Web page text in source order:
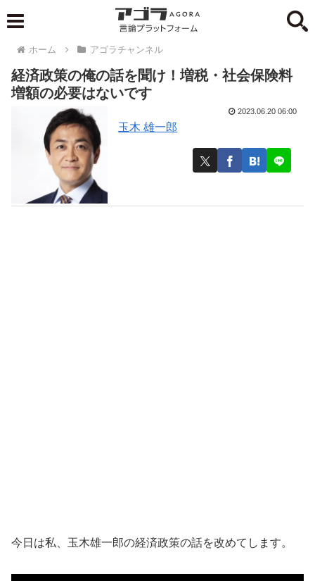
ホーム アゴラチャンネル
経済政策の俺の話を聞け！増税・社会保険料
増額の必要はないです
玉木 雄一郎
2023.06.20 06:00
今日は私、玉木雄一郎の経済政策の話を改めてします。